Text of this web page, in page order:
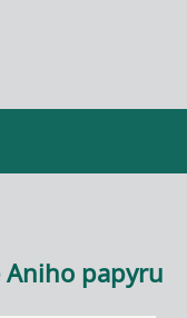
Aniho papyru